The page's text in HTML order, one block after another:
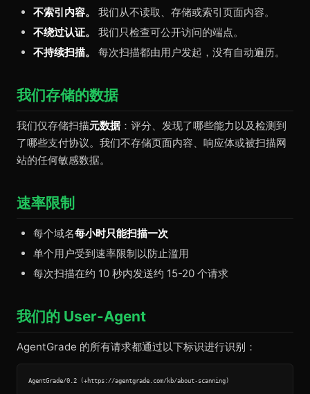
不索引内容。
我们从不读取、存储或索引页面内容。
不绕过认证。
我们只检查可公开访问的端点。
不持续扫描。
每次扫描都由用户发起，没有自动遍历。
我们存储的数据
我们仅存储扫描元数据 ：评分、发现了哪些能力以及检测到
了哪些支付协议。我们不存储页面内容、响应体或被扫描网
站的任何敏感数据。
速率限制
每个域名每小时只能扫描一次
单个用户受到速率限制以防止滥用
每次扫描在约 10 秒内发送约 15-20 个请求
我们的 User-Agent
AgentGrade 的所有请求都通过以下标识进行识别：